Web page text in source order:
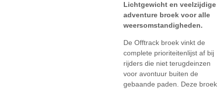
Lichtgewicht en veelzijdige
adventure broek voor alle
weersomstandigheden.
De Offtrack broek vinkt de
complete prioriteitenlijst af bij
rijders die niet terugdeinzen
voor avontuur buiten de
gebaande paden. Deze broek